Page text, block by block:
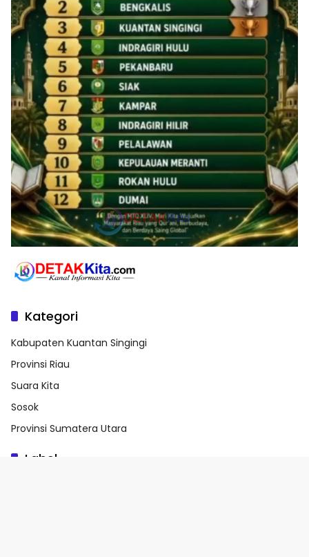
Kategori
Kabupaten Kuantan Singingi
Provinsi Riau
Suara Kita
Sosok
Provinsi Sumatera Utara
Label